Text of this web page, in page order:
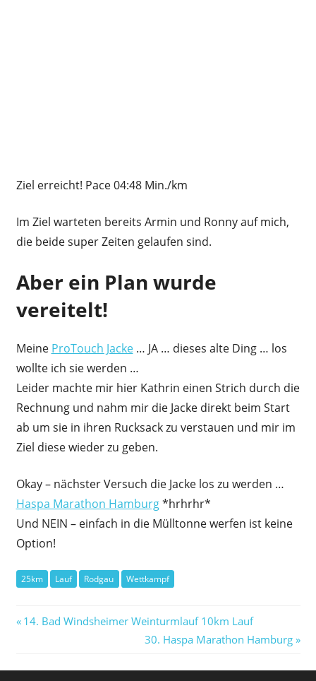
Ziel erreicht! Pace 04:48 Min./km
Im Ziel warteten bereits Armin und Ronny auf mich,
die beide super Zeiten gelaufen sind.
Aber ein Plan wurde
vereitelt!
Meine ProTouch Jacke… JA … dieses alte Ding … los
wollte ich sie werden …
Leider machte mir hier Kathrin einen Strich durch die
Rechnung und nahm mir die Jacke direkt beim Start
ab um sie in ihren Rucksack zu verstauen und mir im
Ziel diese wieder zu geben.
Okay – nächster Versuch die Jacke los zu werden …
Haspa Marathon Hamburg*hrhrhr*
Und NEIN – einfach in die Mülltonne werfen ist keine
Option!
25km Lauf Rodgau Wettkampf
Beitragsnavigation
Vorheriger
14. Bad Windsheimer Weinturmlauf 10km Lauf
Nächster
30. Haspa Marathon Hamburg